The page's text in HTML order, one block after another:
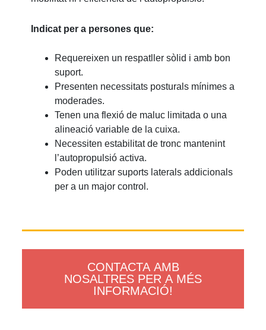
Indicat per a persones que:
Requereixen un respatller sòlid i amb bon
suport.
Presenten necessitats posturals mínimes a
moderades.
Tenen una flexió de maluc limitada o una
alineació variable de la cuixa.
Necessiten estabilitat de tronc mantenint
l’autopropulsió activa.
Poden utilitzar suports laterals addicionals
per a un major control.
CONTACTA AMB
NOSALTRES PER A MÉS
INFORMACIÓ!